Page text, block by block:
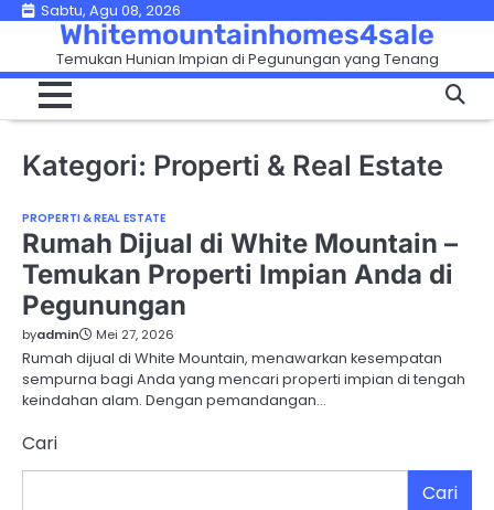
Skip
content
Sabtu, Agu 08, 2026
Whitemountainhomes4sale
Temukan Hunian Impian di Pegunungan yang Tenang
Kategori: Properti & Real Estate
PROPERTI & REAL ESTATE
Rumah Dijual di White Mountain –
Temukan Properti Impian Anda di
Pegunungan
byadmin Mei 27, 2026
Rumah dijual di White Mountain, menawarkan kesempatan
sempurna bagi Anda yang mencari properti impian di tengah
keindahan alam. Dengan pemandangan…
Cari
Cari